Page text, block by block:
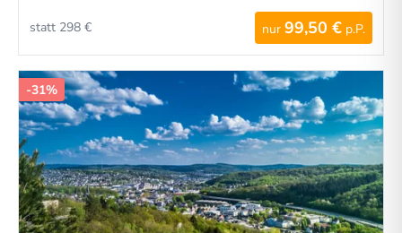
nur 99,50 € p.P.
statt 298 €
-31%